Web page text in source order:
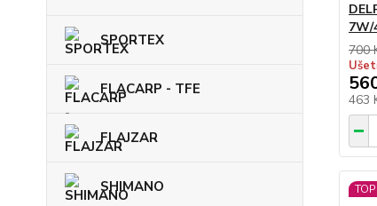
SPORTEX
FLACARP - TFE
FLAJZAR
SHIMANO
7W/
700
463